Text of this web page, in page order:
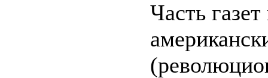
Часть